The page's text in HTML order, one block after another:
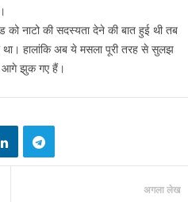
नाटो की सदस्‍यता देने की बात हुई थी तब
था। हालांकि अब ये मसला पूरी तरह से सुलझ
आगे झुक गए हैं।
अगला लेख